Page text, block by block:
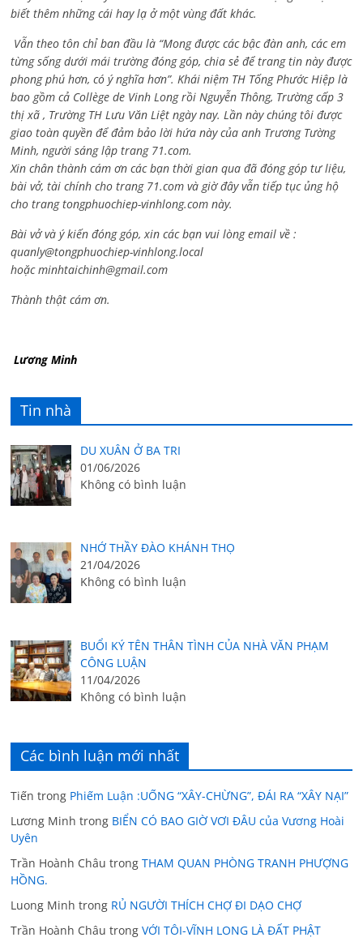
biết thêm những cái hay lạ ở một vùng đất khác.
Vẫn theo tôn chỉ ban đầu là “Mong được các bậc đàn anh, các em
từng sống dưới mái trường đóng góp, chia sẻ để trang tin này được
phong phú hơn, có ý nghĩa hơn”. Khái niệm TH Tống Phước Hiệp là
bao gồm cả Collège de Vinh Long rồi Nguyễn Thông, Trường cấp 3
thị xã , Trường TH Lưu Văn Liệt ngày nay. Lần này chúng tôi được
giao toàn quyền để đảm bảo lời hứa này của anh Trương Tường
Minh, người sáng lập trang 71.com.
Xin chân thành cám ơn các bạn thời gian qua đã đóng góp tư liệu,
bài vở, tài chính cho trang 71.com và giờ đây vẫn tiếp tục ủng hộ
cho trang tongphuochiep-vinhlong.com này.
Bài vở và ý kiến đóng góp, xin các bạn vui lòng email về :
quanly@tongphuochiep-vinhlong.local
hoặcminhtaichinh@gmail.com
Thành thật cám ơn.
Lương Minh
Tin nhà
DU XUÂN Ở BA TRI
01/06/2026
Không có bình luận
NHỚ THẦY ĐÀO KHÁNH THỌ
21/04/2026
Không có bình luận
BUỔI KÝ TÊN THÂN TÌNH CỦA NHÀ VĂN PHẠM
CÔNG LUẬN
11/04/2026
Không có bình luận
Các bình luận mới nhất
Tiến trong Phiếm Luận :UỐNG “XÂY-CHỪNG”, ĐÁI RA “XÂY NẠI”
Lương Minh trong BIỂN CÓ BAO GIỜ VƠI ĐÂU của Vương Hoài
Uyên
Trần Hoành Châu trongTHAM QUAN PHÒNG TRANH PHƯỢNG
HỒNG.
Luong Minh trong RỦ NGƯỜI THÍCH CHỢ ĐI DẠO CHỢ
Trần Hoành Châu trongVỚI TÔI-VĨNH LONG LÀ ĐẤT PHẬT